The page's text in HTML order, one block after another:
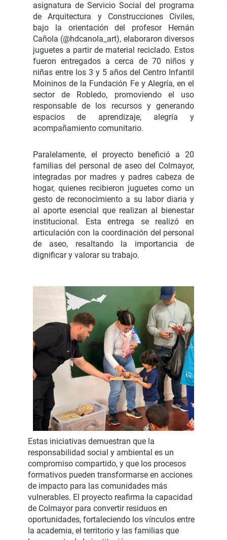
asignatura de Servicio Social del programa
de Arquitectura y Construcciones Civiles,
bajo la orientación del profesor Hernán
Cañola (@hdcanola_art), elaboraron diversos
juguetes a partir de material reciclado. Estos
fueron entregados a cerca de 70 niños y
niñas entre los 3 y 5 años del Centro Infantil
Moininos de la Fundación Fe y Alegría, en el
sector de Robledo, promoviendo el uso
responsable de los recursos y generando
espacios de aprendizaje, alegría y
acompañamiento comunitario.
Paralelamente, el proyecto benefició a 20
familias del personal de aseo del Colmayor,
integradas por madres y padres cabeza de
hogar, quienes recibieron juguetes como un
gesto de reconocimiento a su labor diaria y
al aporte esencial que realizan al bienestar
institucional. Esta entrega se realizó en
articulación con la coordinación del personal
de aseo, resaltando la importancia de
dignificar y valorar su trabajo.
Estas iniciativas demuestran que la
responsabilidad social y ambiental es un
compromiso compartido, y que los procesos
formativos pueden transformarse en acciones
de impacto para las comunidades más
vulnerables. El proyecto reafirma la capacidad
de Colmayor para convertir residuos en
oportunidades, fortaleciendo los vínculos entre
la academia, el territorio y las familias que